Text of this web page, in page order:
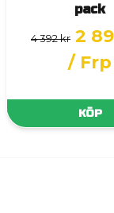
pack
4 392 kr 2
/ Frp
KÖP